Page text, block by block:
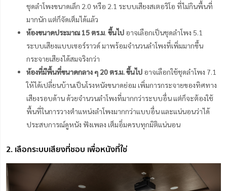
ชุดลำโพงขนาดเล็ก 2.0 หรือ 2.1 ระบบเสียงสเตอริโอ ที่ไม่กินพื้นที่
มากนัก แต่ก็จัดเต็มได้แล้ว
ห้องขนาดประมาณ 15 ตร.ม. ขึ้นไป อาจเลือกเป็นชุดลำโพง 5.1
ระบบเสียงแบบเซอร์ราวด์ มาพร้อมจำนวนลำโพงที่เพิ่มมากขึ้น
กระจายเสียงได้สมจริงกว่า
ห้องที่มีพื้นที่ขนาดกลาง ๆ 20 ตร.ม. ขึ้นไป อาจเลือกใช้ชุดลำโพง 7.1
ให้ได้เปลี่ยนบ้านเป็นโรงหนังขนาดย่อม เพิ่มการกระจายของทิศทาง
เสียงรอบด้าน ด้วยจำนวนลำโพงที่มากกว่าระบบอื่น แต่ก็จะต้องใช้
พื้นที่ในการวางตำแหน่งลำโพงมากกว่าแบบอื่น และแน่นอนว่าได้
ประสบการณ์ดูหนัง ฟังเพลง เต็มอิ่มครบทุกมิติแน่นอน
2. เลือกระบบเสียงที่ชอบ เพื่อหนังที่ใช่